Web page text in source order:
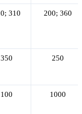
310 200; 360
350 250
100 1000